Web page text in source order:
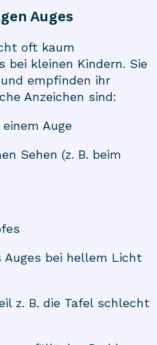
Auges
oft kaum
bei kleinen Kindern. Sie
empfinden ihr
Anzeichen sind:
Auge
Sehen (z. B. beim
Auges bei hellem Licht
z. B. die Tafel schlecht